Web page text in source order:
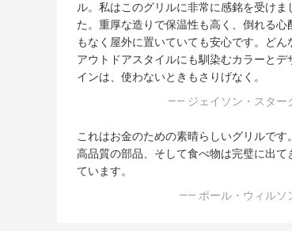
ル。私はこのグリルに非常に感銘を受けま
た。重厚な造りで保温性も高く、倒れる心
もなく屋外に置いていても安心です。どん
アウトドアスタイルにも馴染むカラーとデ
インは、使わないときもさりげなく。
—— ジェイソン・スター
これはお金のための素晴らしいグリルです。
高品質の部品、そして食べ物は完璧に出て
ています。
—— ポール・ウィルソ